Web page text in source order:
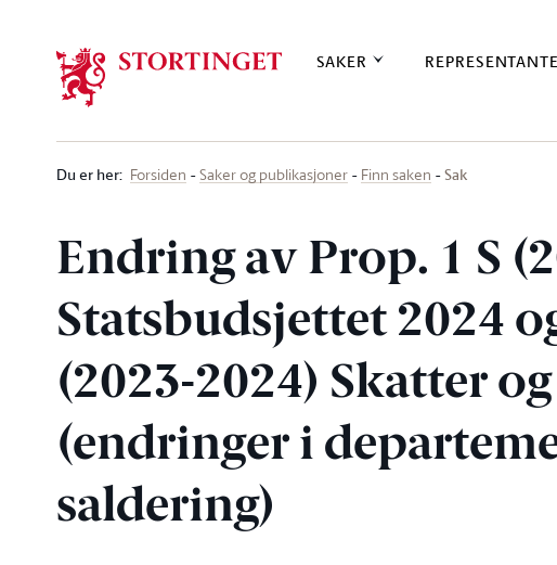
SAKER
Du er her: Forsiden Saker og publikasjoner Finn saken Sak
Endring av Prop. 1 S
Statsbudsjettet 2024
(2023-2024) Skatter
(endringer i
saldering)